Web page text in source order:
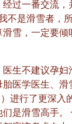
过一番交流
不是滑雪者，
雪，一定要
生不建议孕
医学医生、滑
进行了更深入
是滑雪高手。